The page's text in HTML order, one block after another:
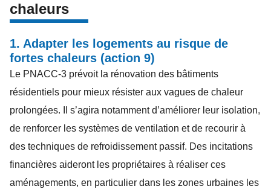
chaleurs
1. Adapter les logements au risque de
fortes chaleurs (action 9)
Le PNACC-3 prévoit la rénovation des bâtiments
résidentiels pour mieux résister aux vagues de chaleur
prolongées. Il s’agira notamment d’améliorer leur isolation,
de renforcer les systèmes de ventilation et de recourir à
des techniques de refroidissement passif. Des incitations
financières aideront les propriétaires à réaliser ces
aménagements, en particulier dans les zones urbaines les